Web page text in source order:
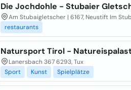
Die Jochdohle - Stubaier
Am Stubaigletscher | 6167, Neustift Im
restaurants
Natursport Tirol -
Lanersbach 367 6293, Tux
Sport
Kunst Spielplätze